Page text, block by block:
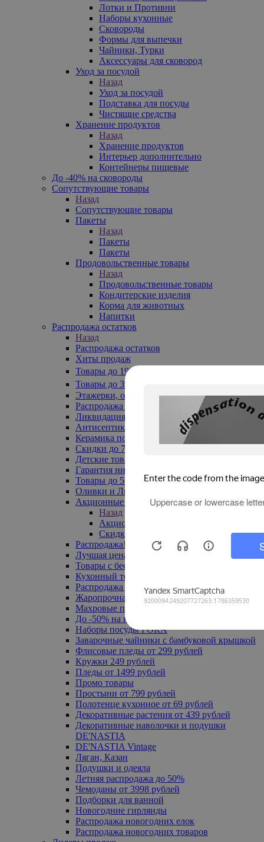
Лотки и Противни
Наборы кухонные
Сковороды
Формы для выпечки
Чайники, Турки
Аксессуары для сковород
Уход за посудой
Назад
Уход за посудой
Подставка для посуды
Чистящие средства
Хранение продуктов
Назад
Хранение продуктов
Интерьер дополнительно
Контейнеры пищевые
До -40% на сковороды
Сопутствующие товары
Назад
Сопутствующие товары
Пакеты
Назад
Пакеты
Пакеты
Продовольственные товары
Назад
Продовольственные товары
Кондитерские изделия
Корма для животных
Напитки
Распродажа остатков
Назад
Распродажа остатков
Хиты продаж
Товары до 199₽
Товары до 399₽
Этажерки, обувницы
Распродажа текстиля до -50%
Ликвидация до -70%
Антисептики
Керамика по 129 руб
Скидки до 70%
Детские товары
Гарантия низкой цены
Товары до 500 руб
Оливки и Лимоны
Акционные товары
Назад
Акционные товары
Скидка 20% по промокоду
Распродажа! Ульяновск до -70%
Лучшая цена
Товары с бесплатной доставкой
Кухонный текстиль
Распродажа до -50%
Жаропрочная посуда
Махровые полотенца
До -50% на ковры
Наборы посуды FORA
Заварочные чайники с бамбуковой крышкой
Флисовые пледы от 299 рублей
Кружки 249 рублей
Пледы от 1499 рублей
Промо товары
Простыни от 799 рублей
Полотенце кухонное от 69 рублей
Декоративные растения от 439 рублей
Декоративные наволочки и подушки
DE'NASTIA
DE'NASTIA Vintage
Ляган, Казан
Подушки и одеяла
Летняя распродажа до 50%
Чемоданы от 3998 рублей
Подборки для ванной
Новогодние гирлянды
Распродажа новогодних елок
Распродажа новогодних товаров